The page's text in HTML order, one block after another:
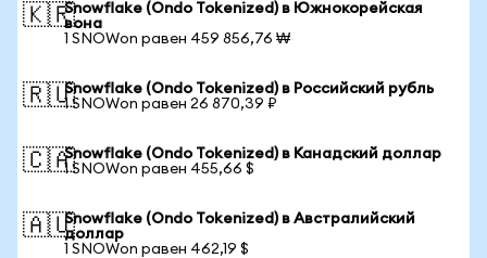
🇰🇷Snowflake (Ondo Tokenized) в Южнокорейская
вона
1 SNOWon равен 459 856,76 ₩
🇷🇺Snowflake (Ondo Tokenized) в Российский рубль
1 SNOWon равен 26 870,39 ₽
🇨🇦Snowflake (Ondo Tokenized) в Канадский доллар
1 SNOWon равен 455,66 $
🇦🇺Snowflake (Ondo Tokenized) в Австралийский
доллар
1 SNOWon равен 462,19 $